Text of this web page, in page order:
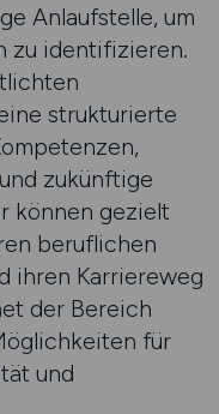
Anlaufstelle, um
zu identifizieren.
strukturierte
zukünftige
können gezielt
beruflichen
ihren Karriereweg
der Bereich
für
und